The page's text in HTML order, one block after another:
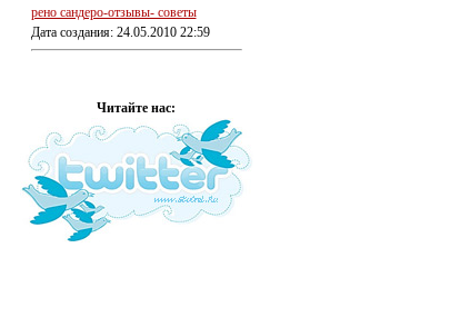
рено сандеро-отзывы- советы
Дата создания: 24.05.2010 22:59
Читайте нас: